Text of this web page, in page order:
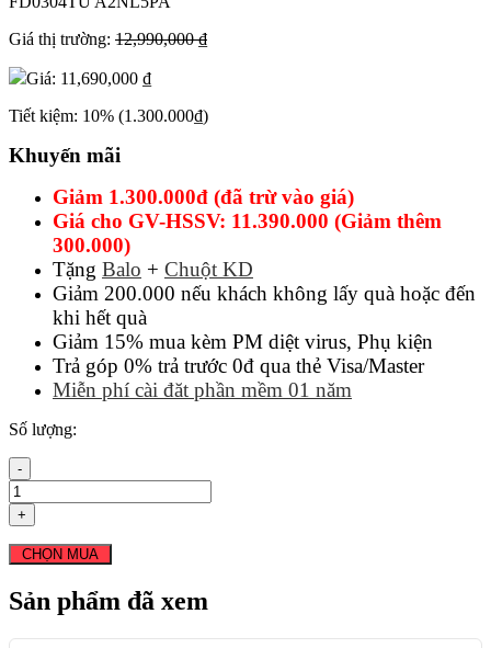
Giá thị trường: 12,990,000 ₫
Giá: 11,690,000 ₫
Tiết kiệm: 10% (1.300.000₫)
Khuyến mãi
Giảm 1.300.000đ (đã trừ vào giá)
Giá cho GV-HSSV: 11.390.000 (Giảm thêm
300.000)
Tặng Balo + Chuột KD
Giảm 200.000 nếu khách không lấy quà hoặc đến
khi hết quà
Giảm 15% mua kèm PM diệt virus, Phụ kiện
Trả góp 0% trả trước 0đ qua thẻ Visa/Master
Miễn phí cài đăt phần mềm 01 năm
Số lượng:
-
+
CHỌN MUA
Sản phẩm đã xem